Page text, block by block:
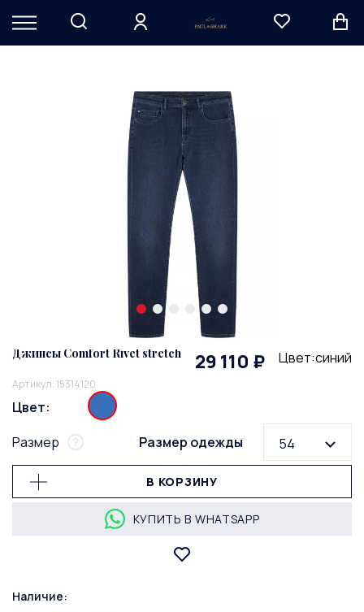
Артикул: 15314120
Джинсы Comfort Rivet stretch 29 110 ₽ Цвет:синий
Цвет:
Размер одежды
54
Размер
В КОРЗИНУ
КУПИТЬ В WHATSAPP
Наличие: